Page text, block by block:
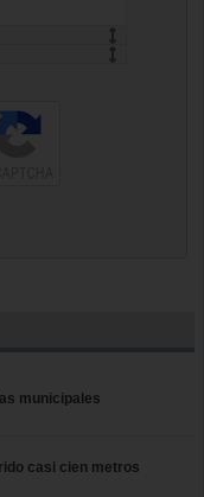
municipales
casi cien metros